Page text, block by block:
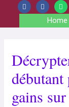
Home
gains